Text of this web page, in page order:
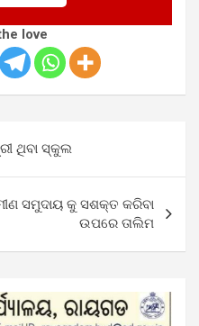
love
ଥିବା ସ୍କୁଲ
ସମୁଦାୟ କୁ ସଶକ୍ତ କରିବା
ଉପରେ ତାଲିମ